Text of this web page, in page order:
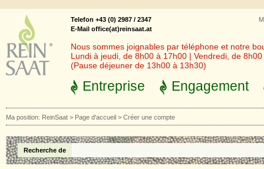
Telefon +43 (0) 2987 / 2347
E-Mail office(at)reinsaat.at
Nous sommes joignables par téléphone et notre
Lundi à jeudi, de 8h00 à 17h00 | Vendredi, de
(Pause déjeuner de 13h00 à 13h30)
Entreprise Engagement
Ma position: ReinSaat > Page d'accueil > Créer une compte
Recherche de